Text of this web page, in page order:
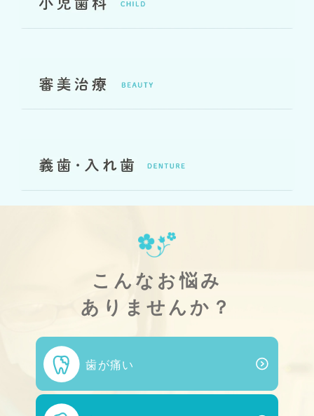
こんなお悩み
ありませんか？